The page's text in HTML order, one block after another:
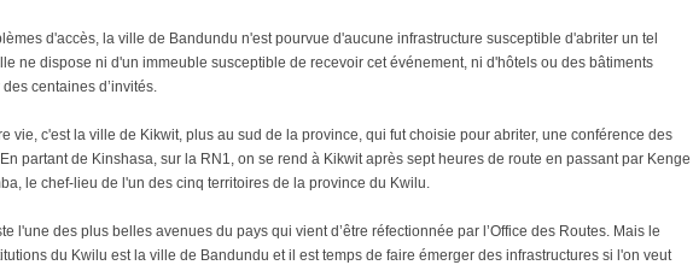
d'accès, la ville de Bandundu n'est pourvue d'aucune infrastructure susceptible d'abriter un tel
ne dispose ni d'un immeuble susceptible de recevoir cet événement, ni d'hôtels ou des bâtiments
centaines d’invités.
vie, c'est la ville de Kikwit, plus au sud de la province, qui fut choisie pour abriter, une conférence des
partant de Kinshasa, sur la RN1, on se rend à Kikwit après sept heures de route en passant par Kenge
le chef-lieu de l'un des cinq territoires de la province du Kwilu.
l'une des plus belles avenues du pays qui vient d’être réfectionnée par l’Office des Routes. Mais le
du Kwilu est la ville de Bandundu et il est temps de faire émerger des infrastructures si l'on veut